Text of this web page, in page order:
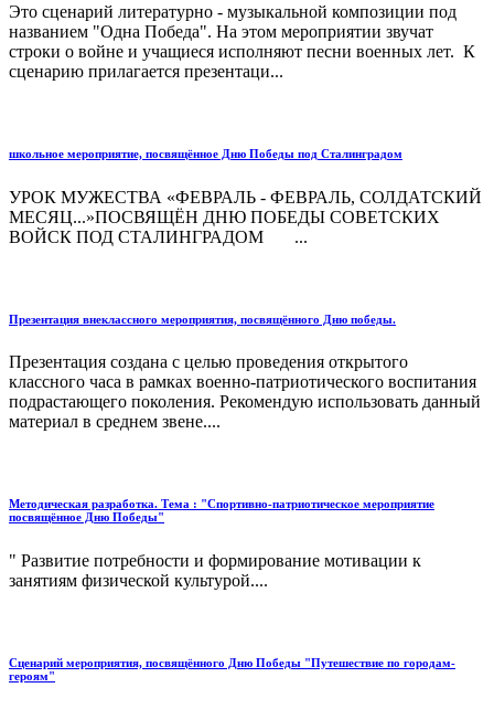
Это сценарий литературно - музыкальной композиции под
названием "Одна Победа". На этом мероприятии звучат
строки о войне и учащиеся исполняют песни военных лет. К
сценарию прилагается презентаци...
школьное мероприятие, посвящённое Дню Победы под Сталинградом
УРОК МУЖЕСТВА «ФЕВРАЛЬ - ФЕВРАЛЬ, СОЛДАТСКИЙ
МЕСЯЦ...»ПОСВЯЩЁН ДНЮ ПОБЕДЫ СОВЕТСКИХ
ВОЙСК ПОД СТАЛИНГРАДОМ ...
Презентация внеклассного мероприятия, посвящённого Дню победы.
Презентация создана с целью проведения открытого
классного часа в рамках военно-патриотического воспитания
подрастающего поколения. Рекомендую использовать данный
материал в среднем звене....
Методическая разработка. Тема : "Спортивно-патриотическое мероприятие
посвящённое Дню Победы"
" Развитие потребности и формирование мотивации к
занятиям физической культурой....
Сценарий мероприятия, посвящённого Дню Победы "Путешествие по городам-
героям"